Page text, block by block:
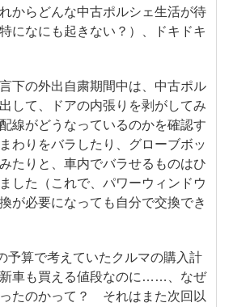
からどんな中古ポルシェ生活が待
になにも起きない？）、ドキドキ
下の外出自粛期間中は、中古ポル
して、ドアの内張りを剥がしてみ
線がどうなっているのかを確認す
わりをバラしたり、グローブボッ
たりと、車内でバラせるものはひ
した（これで、パワーウィンドウ
が必要になっても自分で交換でき
算で考えていたクルマの購入計
車も買える値段なのに……、なぜ
たのかって？ それはまた次回以